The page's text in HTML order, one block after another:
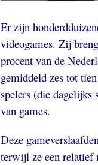
Er zijn
videogames. Zij
procent van de
gemiddeld zes tot
spelers (die dagelijks
van games.
Deze
terwijl ze een relatief